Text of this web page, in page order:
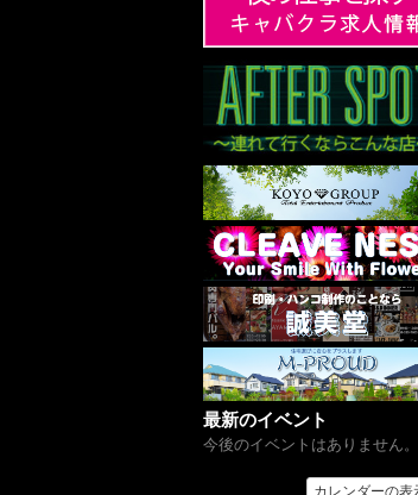
最新のイベント
今後のイベントはありません。
カレンダーの表